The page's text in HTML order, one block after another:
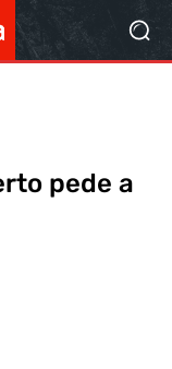
pede a